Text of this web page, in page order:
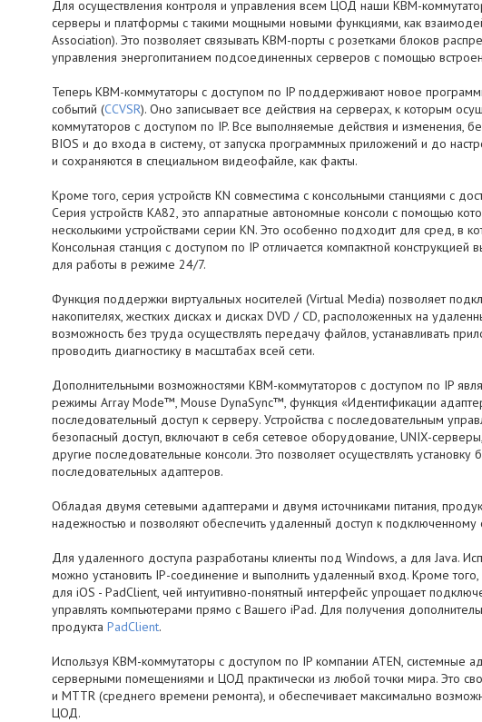
Для осуществления контроля и управления всем ЦОД наши КВМ-
серверы и платформы с такими мощными новыми функциями, как
Association). Это позволяет связывать КВМ-порты с розетками блоков
управления энергопитанием подсоединенных серверов с помощью
Теперь КВМ-коммутаторы с доступом по IP поддерживают новое
событий (CCVSR). Оно записывает все действия на серверах, к которым
коммутаторов c доступом по IP. Все выполняемые действия и изменения,
BIOS и до входа в систему, от запуска программных приложений и до
и сохраняются в специальном видеофайле, как факты.
Кроме того, серия устройств KN совместима с консольными станциями с
Серия устройств KA82, это аппаратные автономные консоли с помощью
несколькими устройствами серии KN. Это особенно подходит для сред, в
Консольная станция с доступом по IP отличается компактной
для работы в режиме 24/7.
Функция поддержки виртуальных носителей (Virtual Media) позволяет
накопителях, жестких дисках и дисках DVD / CD, расположенных на
возможность без труда осуществлять передачу файлов, устанавливать
проводить диагностику в масштабах всей сети.
Дополнительными возможностями КВМ-коммутаторов с доступом по IP
режимы Array Mode™, Mouse DynaSync™, функция «Идентификации
последовательный доступ к серверу. Устройства с последовательным
безопасный доступ, включают в себя сетевое оборудование, UNIX-
другие последовательные консоли. Это позволяет осуществлять установку
последовательных адаптеров.
Обладая двумя сетевыми адаптерами и двумя источниками питания,
надежностью и позволяют обеспечить удаленный доступ к
Для удаленного доступа разработаны клиенты под Windows, а для Java.
можно установить IP-соединение и выполнить удаленный вход. Кроме
для iOS - PadClient, чей интуитивно-понятный интерфейс упрощает
управлять компьютерами прямо с Вашего iPad. Для получения
продукта PadClient.
Используя КВМ-коммутаторы с доступом по IP компании ATEN, системные
серверными помещениями и ЦОД практически из любой точки мира. Это
и MTTR (среднего времени ремонта), и обеспечивает максимально
ЦОД.